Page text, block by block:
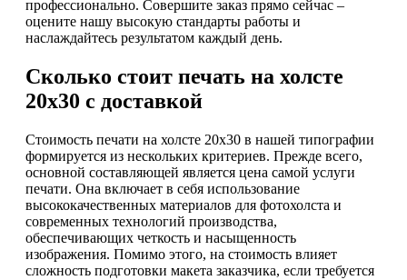
профессионально. Совершите заказ прямо сейчас –
оцените нашу высокую стандарты работы и
наслаждайтесь результатом каждый день.
Сколько стоит печать на холсте
20х30 с доставкой
Стоимость печати на холсте 20х30 в нашей типографии
формируется из нескольких критериев. Прежде всего,
основной составляющей является цена самой услуги
печати. Она включает в себя использование
высококачественных материалов для фотохолста и
современных технологий производства,
обеспечивающих четкость и насыщенность
изображения. Помимо этого, на стоимость влияет
сложность подготовки макета заказчика, если требуется